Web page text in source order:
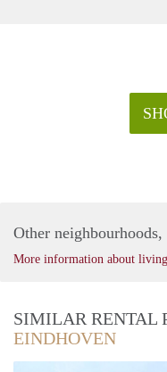
Other
More information about
SIMILAR RENTAL
EINDHOVEN